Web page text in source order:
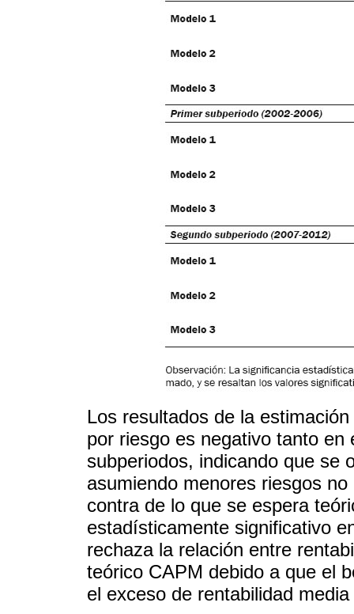
Los resultados de la
por riesgo es negativo tanto
subperiodos, indicando que se
asumiendo menores riesgos
contra de lo que se espera
estadísticamente significativo
rechaza la relación entre
teórico CAPM debido a que el
el exceso de rentabilidad